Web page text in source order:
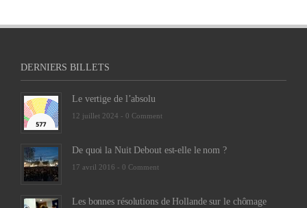
DERNIERS BILLETS
Le vertige de l’absolu
12 juillet 2024 - 0 Comment
De quoi la Nuit Debout est-elle le nom ?
17 avril 2016 - 0 Comment
Les bonnes résolutions de Hollande sur le chômage